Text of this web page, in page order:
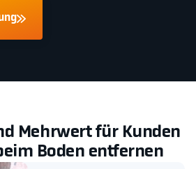
Mehrwert für Kunden
Boden entfernen